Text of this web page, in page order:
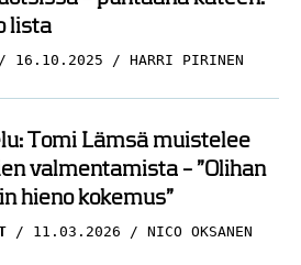
lista
16.10.2025 HARRI PIRINEN
Tomi Lämsä muistelee
valmentamista – ”Olihan
hieno kokemus”
11.03.2026 NICO OKSANEN